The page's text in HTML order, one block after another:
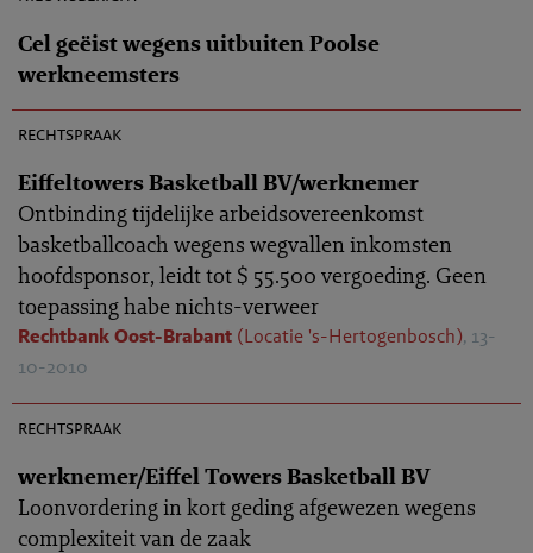
Cel geëist wegens uitbuiten Poolse
werkneemsters
rechtspraak
Eiffeltowers Basketball BV/werknemer
Ontbinding tijdelijke arbeidsovereenkomst
basketballcoach wegens wegvallen inkomsten
hoofdsponsor, leidt tot $ 55.500 vergoeding. Geen
toepassing habe nichts-verweer
Rechtbank Oost-Brabant (Locatie 's-Hertogenbosch), 13-
10-2010
rechtspraak
werknemer/Eiffel Towers Basketball BV
Loonvordering in kort geding afgewezen wegens
complexiteit van de zaak